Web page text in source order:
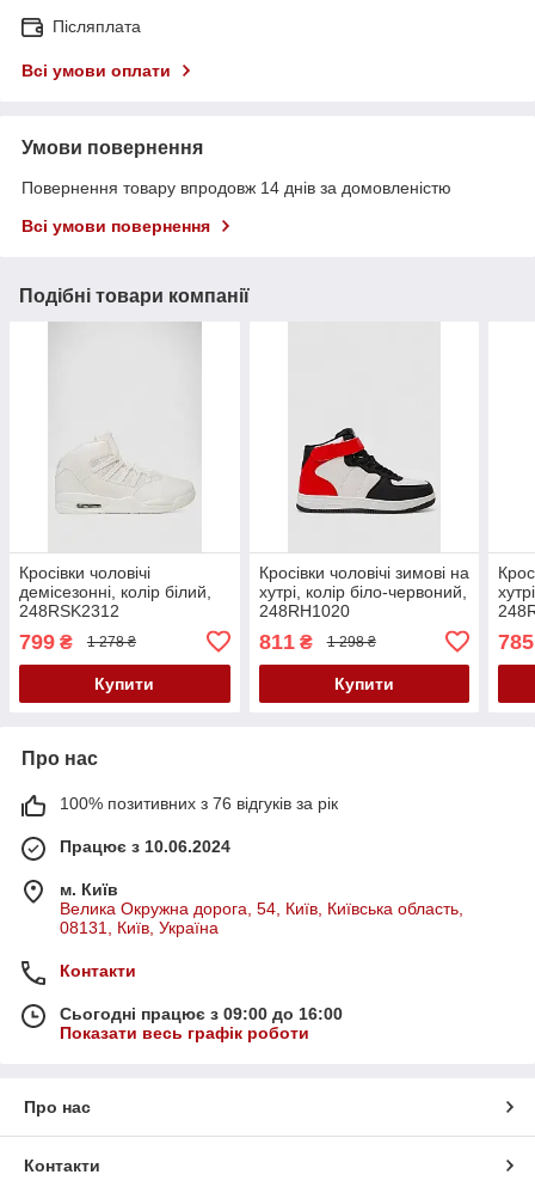
Післяплата
Всі умови оплати
Умови повернення
Повернення товару впродовж 14 днів за домовленістю
Всі умови повернення
Подібні товари компанії
Кросівки чоловічі
демісезонні, колір білий,
248RSK2312
799 ₴ 1 278 ₴
Купити
Кросівки чоловічі зимові на
хутрі, колір біло-червоний,
248RH1020
811₴ 1 298 ₴
Купити
785
Про нас
100% позитивних з 76 відгуків за рік
Працює з 10.06.2024
м. Київ
Велика Окружна дорога, 54, Київ, Київська область,
08131, Київ, Україна
Контакти
Сьогодні працює з 09:00 до 16:00
Показати весь графік роботи
Про нас
Контакти